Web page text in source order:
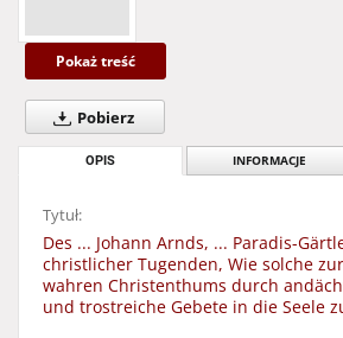
Pokaż treść
Pobierz
OPIS INFORMACJE
Tytuł:
Des ... Johann Arnds, ... Paradis-
christlicher Tugenden, Wie solche
wahren Christenthums durch
und trostreiche Gebete in die Seele